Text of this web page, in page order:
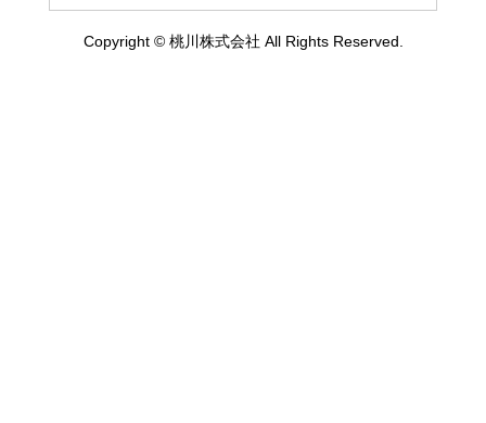
Copyright © 桃川株式会社 All Rights Reserved.